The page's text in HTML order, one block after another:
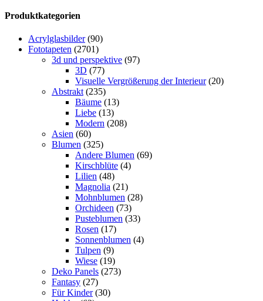
Produktkategorien
Acrylglasbilder (90)
Fototapeten (2701)
3d und perspektive (97)
3D (77)
Visuelle Vergrößerung der Interieur (20)
Abstrakt (235)
Bäume (13)
Liebe (13)
Modern (208)
Asien (60)
Blumen (325)
Andere Blumen (69)
Kirschblüte (4)
Lilien (48)
Magnolia (21)
Mohnblumen (28)
Orchideen (73)
Pusteblumen (33)
Rosen (17)
Sonnenblumen (4)
Tulpen (9)
Wiese (19)
Deko Panels (273)
Fantasy (27)
Für Kinder (30)